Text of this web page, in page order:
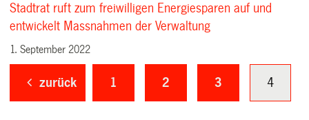
Stadtrat ruft zum freiwilligen Energiesparen auf und
entwickelt Massnahmen der Verwaltung
1. September 2022
zurück 1 2 3 4